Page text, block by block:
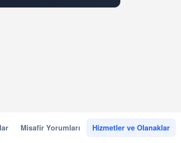
Misafir Yorumları Hizmetler ve Olanaklar